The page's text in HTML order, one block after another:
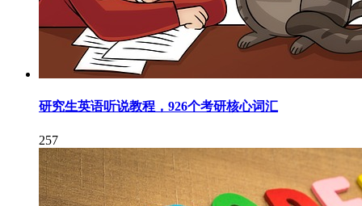
研究生英语听说教程，926个考研核心词汇
257